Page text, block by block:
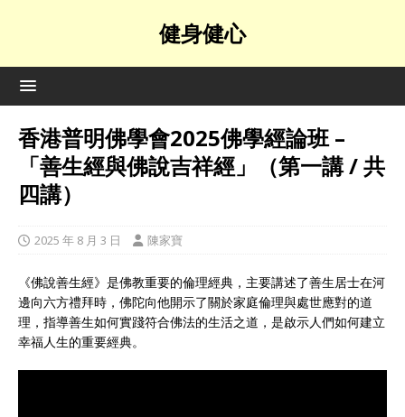
健身健心
香港普明佛學會2025佛學經論班 –
「善生經與佛說吉祥經」（第一講 / 共
四講）
2025 年 8 月 3 日 陳家寶
《佛說善生經》是佛教重要的倫理經典，主要講述了善生居士在河
邊向六方禮拜時，佛陀向他開示了關於家庭倫理與處世應對的道
理，指導善生如何實踐符合佛法的生活之道，是啟示人們如何建立
幸福人生的重要經典。